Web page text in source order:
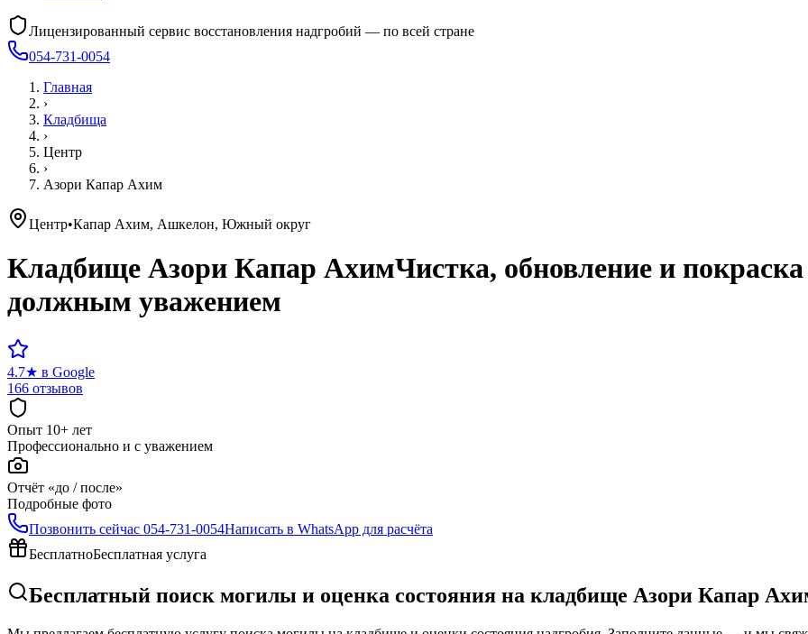
Лицензированный сервис восстановления надгробий — по всей стране
054-731-0054
Главная
›
Кладбища
›
Центр
›
Азори Капар Ахим
Центр•Капар Ахим, Ашкелон, Южный округ
Кладбище Азори Капар АхимЧистка, обновление и
должным уважением
4.7★ в Google
166 отзывов
Опыт 10+ лет
Профессионально и с уважением
Отчёт «до / после»
Подробные фото
Позвонить сейчас 054-731-0054Написать в WhatsApp для расчёта
БесплатноБесплатная услуга
Бесплатный поиск могилы и оценка состояния на кладбище Азори Капар